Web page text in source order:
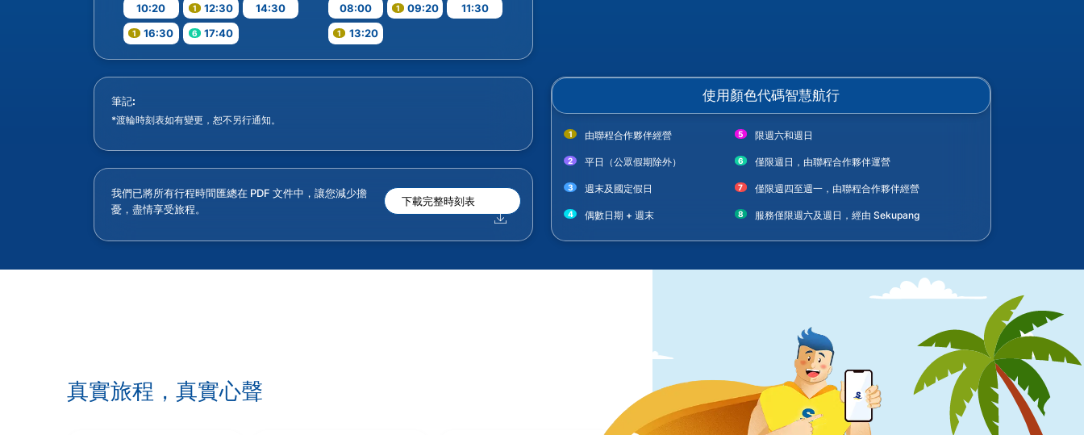
10:20 12:30
14:30
16:30
17:40
08:00 09:20
11:30
13:20
筆記:
*渡輪時刻表如有變更，恕不另行通知。
我們已將所有行程時間匯總在 PDF 文件中，讓您減少擔
憂，盡情享受旅程。
下載完整時刻表
使用顏色代碼智慧航行
由聯程合作夥伴經營
平日（公眾假期除外）
週末及國定假日
偶數日期 + 週末
限週六和週日
僅限週日，由聯程合作夥伴運營
僅限週四至週一，由聯程合作夥伴經營
服務僅限週六及週日，經由 Sekupang
真實旅程，真實心聲